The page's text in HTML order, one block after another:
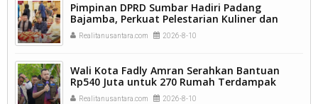
Pimpinan DPRD Sumbar Hadiri Padang
Bajamba, Perkuat Pelestarian Kuliner dan
Semangat Kemanusiaan.
Realitanusantara.com 2026-8-10
Wali Kota Fadly Amran Serahkan Bantuan
Rp540 Juta untuk 270 Rumah Terdampak
Banjir Padang.
Realitanusantara.com 2026-8-10